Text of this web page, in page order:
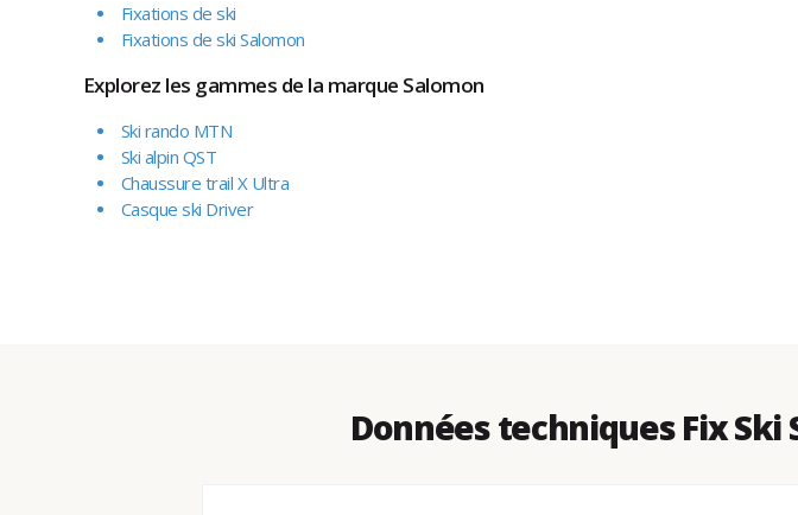
Fixations de ski
Fixations de ski Salomon
Explorez les gammes de la marque Salomon
Ski rando MTN
Ski alpin QST
Chaussure trail X Ultra
Casque ski Driver
Données techniques Fix Ski